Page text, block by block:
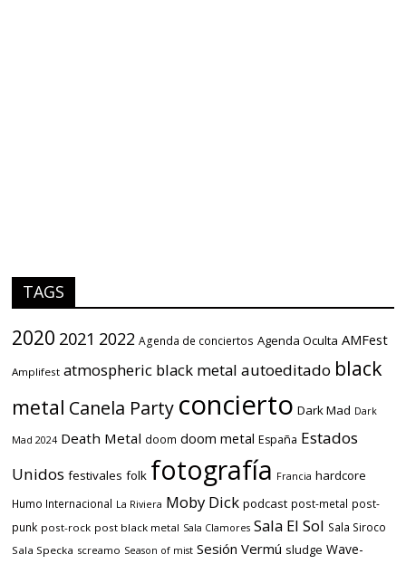
TAGS
2020 2021 2022 Agenda de conciertos Agenda Oculta AMFest
Amplifest atmospheric black metal autoeditado black
metal Canela Party concierto Dark Mad Dark
Mad 2024 Death Metal doom doom metal España Estados
Unidos festivales folk fotografía Francia hardcore
Humo Internacional La Riviera Moby Dick podcast post-metal post-
punk post-rock post black metal Sala Clamores Sala El Sol Sala Siroco
Sala Specka screamo Season of mist Sesión Vermú sludge Wave-